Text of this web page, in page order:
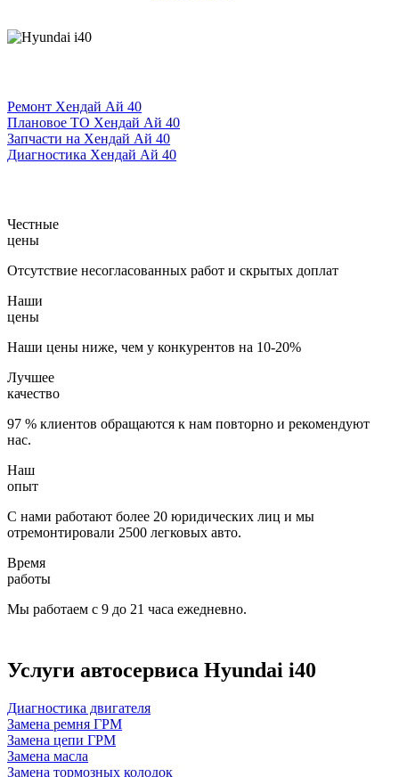
Ремонт Хендай Ай 40
Плановое ТО Хендай Ай 40
Запчасти на Хендай Ай 40
Диагностика Хендай Ай 40
Честные
цены
Отсутствие несогласованных работ и скрытых доплат
Наши
цены
Наши цены ниже, чем у конкурентов на 10-20%
Лучшее
качество
97 % клиентов обращаются к нам повторно и рекомендуют
нас.
Наш
опыт
С нами работают более 20 юридических лиц и мы
отремонтировали 2500 легковых авто.
Время
работы
Мы работаем с 9 до 21 часа ежедневно.
Услуги автосервиса Hyundai i40
Диагностика двигателя
Замена ремня ГРМ
Замена цепи ГРМ
Замена масла
Замена тормозных колодок